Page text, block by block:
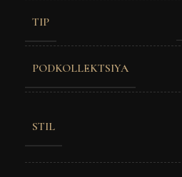
TIP
PODKOLLEKTSIYA
STIL